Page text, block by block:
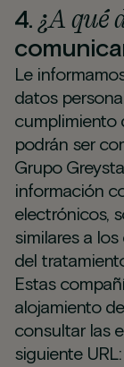
4.¿A qué
Le
datos
cumplimiento
podrán ser
Grupo
información
electrónicos,
similares a
del
Estas
alojamiento
consultar las
siguiente URL: